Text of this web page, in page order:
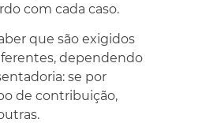
com cada caso.
que são exigidos
dependendo
se por
de contribuição,